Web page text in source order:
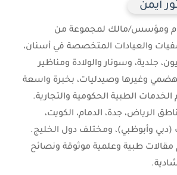
أيمن
ومؤسس/مالك لمجموعة من
والعيادات المتخصصة في أسنان،
جلدية، وسونار والولادة ومناظير
وغيرها وصيدليات، بخبرة واسعة
الخدمات الطبية الحكومية والتجارية.
الرياض، جدة، الدمام، الكويت،
(دبي وأبوظبي)، ومختلف دول الخليج.
مقالات طبية وعلمية موثوقة ونصائح